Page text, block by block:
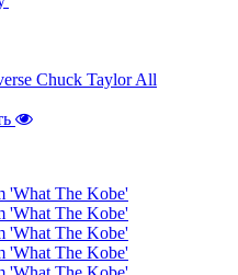
Chuck Taylor All